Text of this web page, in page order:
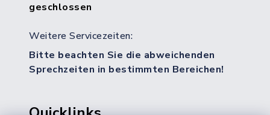
geschlossen
Weitere Servicezeiten:
Bitte beachten Sie die abweichenden
Sprechzeiten in bestimmten Bereichen!